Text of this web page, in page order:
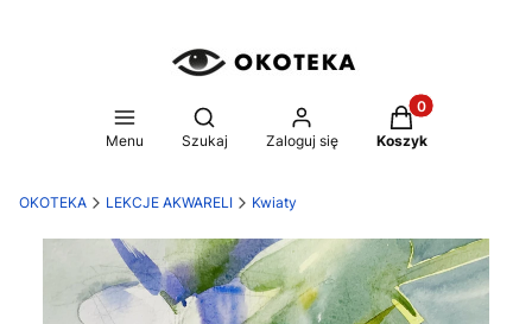
Menu
Otwórz wyszukiwarkę
Szukaj Zaloguj się
Produkty w
Koszyk
OKOTEKA LEKCJE AKWARELI Kwiaty